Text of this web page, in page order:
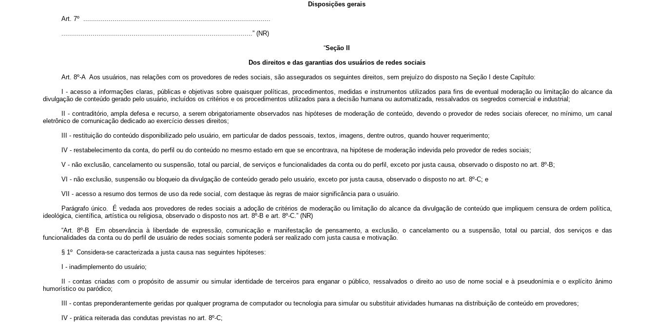
Disposições gerais
Art. 7º ................................................................................................
..................................................................................................” (NR)
“Seção II
Dos direitos e das garantias dos usuários de redes sociais
Art. 8º-A Aos usuários, nas relações com os provedores de redes sociais, são assegurados os seguintes direitos, sem prejuízo do disposto na Seção I deste Capítulo:
I - acesso a informações claras, públicas e objetivas sobre quaisquer políticas, procedimentos, medidas e instrumentos utilizados para fins de eventual moderação ou limitação do alcance da
divulgação de conteúdo gerado pelo usuário, incluídos os critérios e os procedimentos utilizados para a decisão humana ou automatizada, ressalvados os segredos comercial e industrial;
II - contraditório, ampla defesa e recurso, a serem obrigatoriamente observados nas hipóteses de moderação de conteúdo, devendo o provedor de redes sociais oferecer, no mínimo, um canal
eletrônico de comunicação dedicado ao exercício desses direitos;
III - restituição do conteúdo disponibilizado pelo usuário, em particular de dados pessoais, textos, imagens, dentre outros, quando houver requerimento;
IV - restabelecimento da conta, do perfil ou do conteúdo no mesmo estado em que se encontrava, na hipótese de moderação indevida pelo provedor de redes sociais;
V - não exclusão, cancelamento ou suspensão, total ou parcial, de serviços e funcionalidades da conta ou do perfil, exceto por justa causa, observado o disposto no art. 8º-B;
VI - não exclusão, suspensão ou bloqueio da divulgação de conteúdo gerado pelo usuário, exceto por justa causa, observado o disposto no art. 8º-C; e
VII - acesso a resumo dos termos de uso da rede social, com destaque às regras de maior significância para o usuário.
Parágrafo único. É vedada aos provedores de redes sociais a adoção de critérios de moderação ou limitação do alcance da divulgação de conteúdo que impliquem censura de ordem política,
ideológica, científica, artística ou religiosa, observado o disposto nos art. 8º-B e art. 8º-C.” (NR)
“Art. 8º-B Em observância à liberdade de expressão, comunicação e manifestação de pensamento, a exclusão, o cancelamento ou a suspensão, total ou parcial, dos serviços e das
funcionalidades da conta ou do perfil de usuário de redes sociais somente poderá ser realizado com justa causa e motivação.
§ 1º Considera-se caracterizada a justa causa nas seguintes hipóteses:
I - inadimplemento do usuário;
II - contas criadas com o propósito de assumir ou simular identidade de terceiros para enganar o público, ressalvados o direito ao uso de nome social e à pseudonímia e o explícito ânimo
humorístico ou paródico;
III - contas preponderantemente geridas por qualquer programa de computador ou tecnologia para simular ou substituir atividades humanas na distribuição de conteúdo em provedores;
IV - prática reiterada das condutas previstas no art. 8º-C;